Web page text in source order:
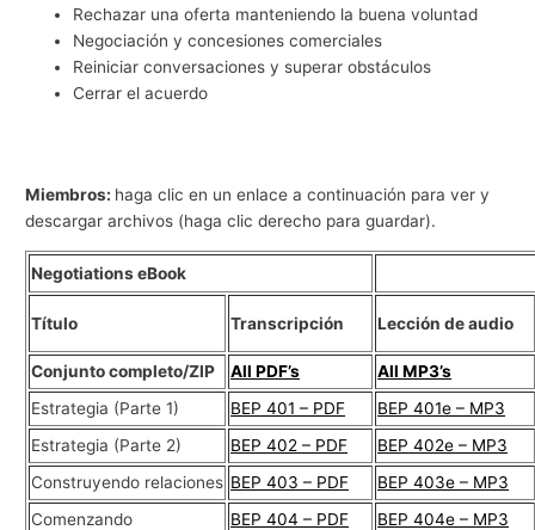
Rechazar una oferta manteniendo la buena voluntad
Negociación y concesiones comerciales
Reiniciar conversaciones y superar obstáculos
Cerrar el acuerdo
Miembros: haga clic en un enlace a continuación para ver y
descargar archivos (haga clic derecho para guardar).
Negotiations eBook
Título Transcripción Lección de audio
Conjunto completo/ZIP All PDF’s
All MP3’s
Estrategia (Parte 1)
BEP 401 – PDF
BEP 401e – MP3
Estrategia (Parte 2)
BEP 402 – PDF
BEP 402e – MP3
Construyendo relaciones BEP 403 – PDF
BEP 403e – MP3
Comenzando
BEP 404 – PDF
BEP 404e – MP3